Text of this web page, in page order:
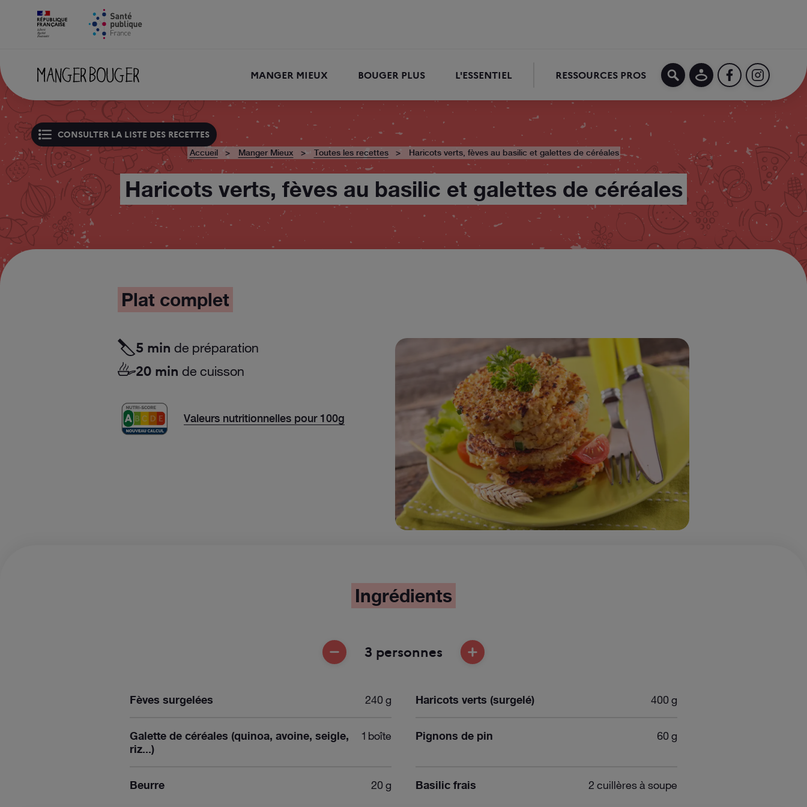
MANGER MIEUX BOUGER PLUS L'ESSENTIEL RESSOURCES PROS
RECHERCHER MON COMPTE
FACEBOOK
CONSULTER LA LISTE DES RECETTES
Accueil Manger Mieux Toutes les recettes Haricots verts, fèves au basilic et galettes de céréales
Haricots verts, fèves au basilic et galettes de céréales
Plat complet
5 min de préparation
20 min de cuisson
Valeurs nutritionnelles pour 100g
Ingrédients
ENLEVER UNE PERSONNE
3 personnes AJOUTER UNE PERSONNE
Fèves surgelées 240 g
Galette de céréales (quinoa, avoine, seigle,
riz...)
1 boîte
Beurre 20 g
Haricots verts (surgelé) 400 g
Pignons de pin 60 g
Basilic frais 2 cuillères à soupe